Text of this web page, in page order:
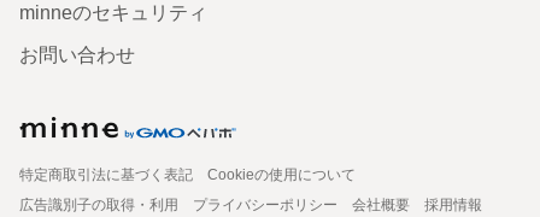
minneのセキュリティ
お問い合わせ
特定商取引法に基づく表記
Cookieの使用について
広告識別子の取得・利用
プライバシーポリシー 会社概要
採用情報